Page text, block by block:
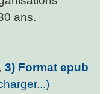
ans.
, 3) Format epub